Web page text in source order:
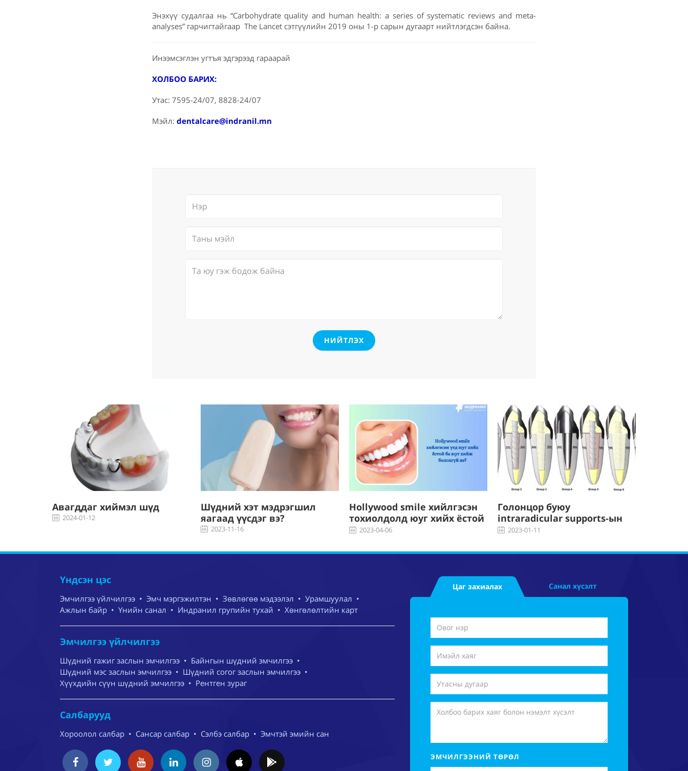
Энэхүү судалгаа нь “Carbohydrate quality and human health: a series of systematic reviews and meta-
analyses” гарчигтайгаар The Lancet сэтгүүлийн 2019 оны 1-р сарын дугаарт нийтлэгдсэн байна.
Инээмсэглэн угтъя эдгэрээд гараарай
ХОЛБОО БАРИХ:
Утас: 7595-24/07, 8828-24/07
Мэйл: dentalcare@indranil.mn
НИЙТЛЭХ
Авагддаг хиймэл шүд
2024-01-12
Шүдний хэт мэдрэгшил
яагаад үүсдэг вэ?
2023-11-16
Hollywood smile хийлгэсэн
тохиолдолд юуг хийх ёстой
ба юуг хийж болохгүй вэ?
2023-04-06
Голонцор буюу
intraradicular supports-ын
тухай
2023-01-11
Үндсэн цэс
Эмчилгээ үйлчилгээ • Эмч мэргэжилтэн • Зөвлөгөө мэдээлэл • Урамшуулал •
Ажлын байр • Үнийн санал • Индранил групийн тухай • Хөнгөлөлтийн карт
Эмчилгээ үйлчилгээ
Шүдний гажиг заслын эмчилгээ • Байнгын шүдний эмчилгээ •
Шүдний мэс заслын эмчилгээ • Шүдний согог заслын эмчилгээ •
Хүүхдийн сүүн шүдний эмчилгээ • Рентген зураг
Салбарууд
Хороолол салбар • Сансар салбар • Сэлбэ салбар • Эмчтэй эмийн сан
Цаг захиалах Санал хүсэлт
ЭМЧИЛГЭЭНИЙ ТӨРӨЛ